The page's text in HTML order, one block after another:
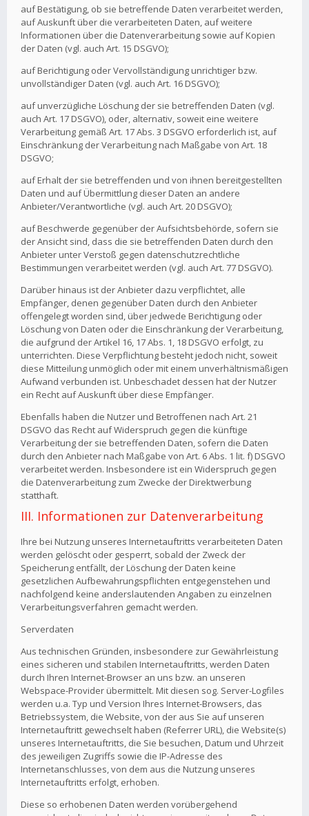
auf Bestätigung, ob sie betreffende Daten verarbeitet werden,
auf Auskunft über die verarbeiteten Daten, auf weitere
Informationen über die Datenverarbeitung sowie auf Kopien
der Daten (vgl. auch Art. 15 DSGVO);
auf Berichtigung oder Vervollständigung unrichtiger bzw.
unvollständiger Daten (vgl. auch Art. 16 DSGVO);
auf unverzügliche Löschung der sie betreffenden Daten (vgl.
auch Art. 17 DSGVO), oder, alternativ, soweit eine weitere
Verarbeitung gemäß Art. 17 Abs. 3 DSGVO erforderlich ist, auf
Einschränkung der Verarbeitung nach Maßgabe von Art. 18
DSGVO;
auf Erhalt der sie betreffenden und von ihnen bereitgestellten
Daten und auf Übermittlung dieser Daten an andere
Anbieter/Verantwortliche (vgl. auch Art. 20 DSGVO);
auf Beschwerde gegenüber der Aufsichtsbehörde, sofern sie
der Ansicht sind, dass die sie betreffenden Daten durch den
Anbieter unter Verstoß gegen datenschutzrechtliche
Bestimmungen verarbeitet werden (vgl. auch Art. 77 DSGVO).
Darüber hinaus ist der Anbieter dazu verpflichtet, alle
Empfänger, denen gegenüber Daten durch den Anbieter
offengelegt worden sind, über jedwede Berichtigung oder
Löschung von Daten oder die Einschränkung der Verarbeitung,
die aufgrund der Artikel 16, 17 Abs. 1, 18 DSGVO erfolgt, zu
unterrichten. Diese Verpflichtung besteht jedoch nicht, soweit
diese Mitteilung unmöglich oder mit einem unverhältnismäßigen
Aufwand verbunden ist. Unbeschadet dessen hat der Nutzer
ein Recht auf Auskunft über diese Empfänger.
Ebenfalls haben die Nutzer und Betroffenen nach Art. 21
DSGVO das Recht auf Widerspruch gegen die künftige
Verarbeitung der sie betreffenden Daten, sofern die Daten
durch den Anbieter nach Maßgabe von Art. 6 Abs. 1 lit. f) DSGVO
verarbeitet werden. Insbesondere ist ein Widerspruch gegen
die Datenverarbeitung zum Zwecke der Direktwerbung
statthaft.
III. Informationen zur Datenverarbeitung
Ihre bei Nutzung unseres Internetauftritts verarbeiteten Daten
werden gelöscht oder gesperrt, sobald der Zweck der
Speicherung entfällt, der Löschung der Daten keine
gesetzlichen Aufbewahrungspflichten entgegenstehen und
nachfolgend keine anderslautenden Angaben zu einzelnen
Verarbeitungsverfahren gemacht werden.
Serverdaten
Aus technischen Gründen, insbesondere zur Gewährleistung
eines sicheren und stabilen Internetauftritts, werden Daten
durch Ihren Internet-Browser an uns bzw. an unseren
Webspace-Provider übermittelt. Mit diesen sog. Server-Logfiles
werden u.a. Typ und Version Ihres Internet-Browsers, das
Betriebssystem, die Website, von der aus Sie auf unseren
Internetauftritt gewechselt haben (Referrer URL), die Website(s)
unseres Internetauftritts, die Sie besuchen, Datum und Uhrzeit
des jeweiligen Zugriffs sowie die IP-Adresse des
Internetanschlusses, von dem aus die Nutzung unseres
Internetauftritts erfolgt, erhoben.
Diese so erhobenen Daten werden vorübergehend